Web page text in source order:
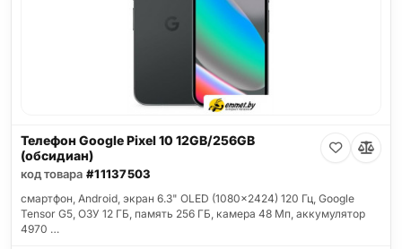
Телефон Google Pixel 10 12GB/256GB
(обсидиан)
код товара #11137503
смартфон, Android, экран 6.3" OLED (1080x2424) 120 Гц, Google
Tensor G5, ОЗУ 12 ГБ, память 256 ГБ, камера 48 Мп, аккумулятор
4970 …